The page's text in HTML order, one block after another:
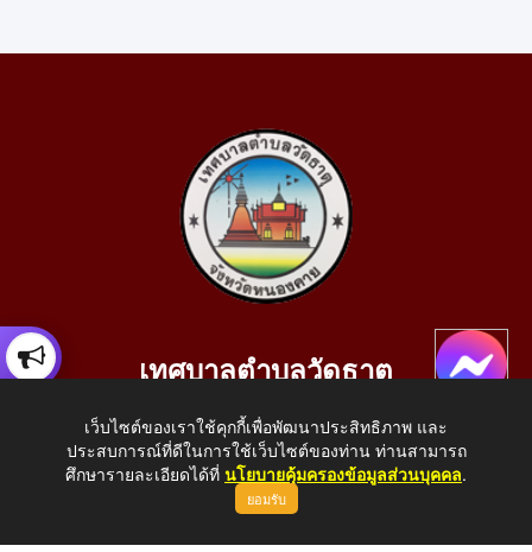
เทศบาลตำบลวัดธาตุ
อ.เมือง จ.หนองคาย 43000
โทรศัพท์: 042-414758 โทรสาร: 042-414759
E-Mail: saraban_05430110@dla.go.th
เว็บไซต์ของเราใช้คุกกี้เพื่อพัฒนาประสิทธิภาพ และ
ประสบการณ์ที่ดีในการใช้เว็บไซต์ของท่าน ท่านสามารถ
ศึกษารายละเอียดได้ที่ นโยบายคุ้มครองข้อมูลส่วนบุคคล.
ยอมรับ